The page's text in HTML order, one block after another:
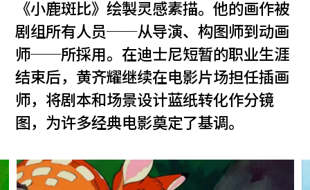
《小鹿斑比》绘製灵感素描。他的画作被
剧组所有人员──从导演、构图师到动画
师──所採用。在迪士尼短暂的职业生涯
结束后，黄齐耀继续在电影片场担任插画
师，将剧本和场景设计蓝纸转化作分镜
图，为许多经典电影奠定了基调。